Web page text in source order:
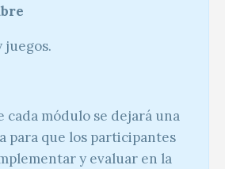
juegos.
cada módulo se dejará una
para que los participantes
y evaluar en la